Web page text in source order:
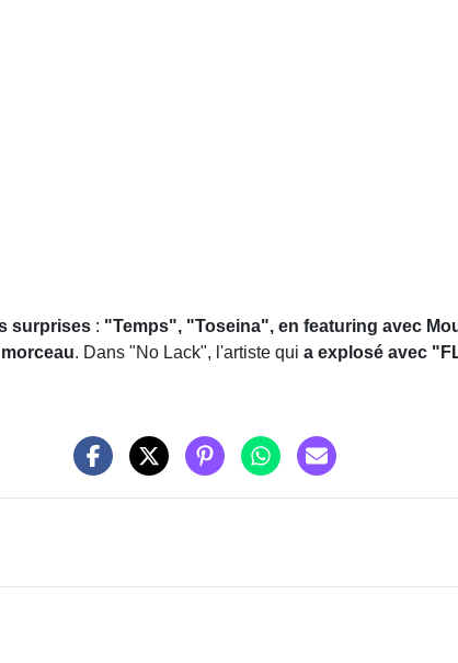
surprises : "Temps", "Toseina", en featuring avec
. Dans "No Lack", l'artiste qui a explosé avec